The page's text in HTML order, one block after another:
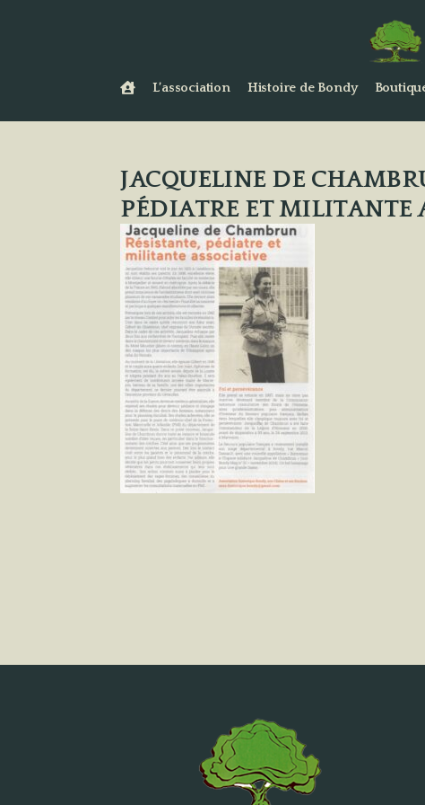
L’association Histoire de Bondy
JACQUELINE DE
PÉDIATRE ET MILITANTE